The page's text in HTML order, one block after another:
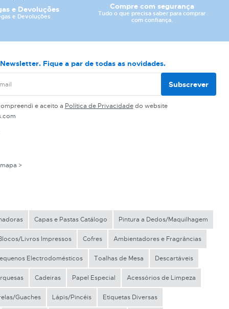
e Devoluções
e Devoluções
Compre com segurança
Tudo o que precisa saber para comprar
com confiança.
Fique a par de todas as novidades.
Subscrever
e aceito a Política de Privacidadedo website
>
Capas e Pastas Catálogo Pintura a Dedos/Maquilhagem
Livros Impressos Cofres Ambientadores e Fragrâncias
Electrodomésticos Toalhas de Mesa Descartáveis
Cadeiras Papel Especial Acessórios de Limpeza
Guaches Lápis/Pincéis Etiquetas Diversas